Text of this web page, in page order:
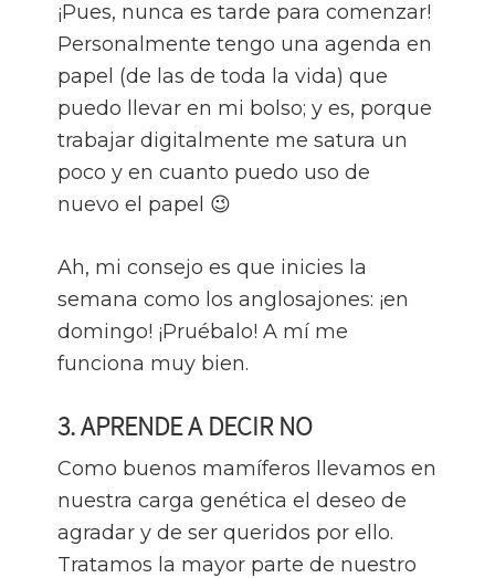
¡Pues, nunca es tarde para comenzar!
Personalmente tengo una agenda en
papel (de las de toda la vida) que
puedo llevar en mi bolso; y es, porque
trabajar digitalmente me satura un
poco y en cuanto puedo uso de
nuevo el papel 😉
Ah, mi consejo es que inicies la
semana como los anglosajones: ¡en
domingo! ¡Pruébalo! A mí me
funciona muy bien.
3. APRENDE A DECIR NO
Como buenos mamíferos llevamos en
nuestra carga genética el deseo de
agradar y de ser queridos por ello.
Tratamos la mayor parte de nuestro